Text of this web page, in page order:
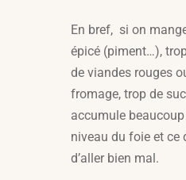
En bref, si on
épicé (piment…),
de viandes rouges
fromage, trop de
accumule
niveau du foie et ce
d’aller bien mal.